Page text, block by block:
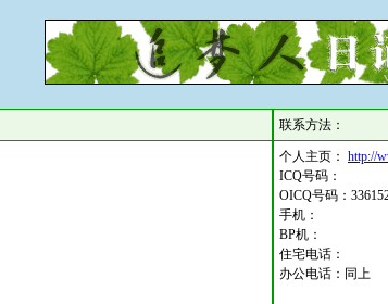
联系方法：
个人主页： http://
ICQ号码：
OICQ号码：
手机：
BP机：
住宅电话：
办公电话：同上